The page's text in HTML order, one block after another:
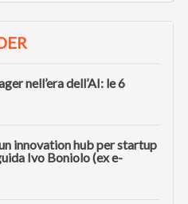
nell’era dell’AI: le 6
innovation hub per startup
Ivo Boniolo (ex e-